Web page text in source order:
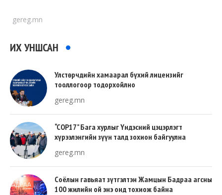
gereg.mn
ИХ УНШСАН
Улстөрчдийн хамаарал бүхий лицензийг
тооллогоор тодорхойлно
gereg.mn
“COP17” Бага хурлыг Үндэсний цэцэрлэгт
хүрээлэнгийн зүүн талд зохион байгуулна
gereg.mn
Соёлын гавьяат зүтгэлтэн Жамцын Бадраа агсны
100 жилийн ой энэ онд тохиож байна